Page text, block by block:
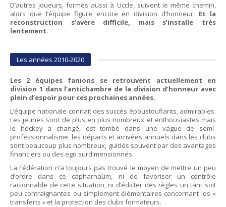
D’autres joueurs, formés aussi à Uccle, suivent le même chemin,
alors que l’équipe figure encore en division d’honneur. Et la
reconstruction s’avère difficile, mais s’installe très
lentement.
Les années 2010-2020
Les 2 équipes fanions se retrouvent actuellement en
division 1 dans l’antichambre de la division d’honneur avec
plein d’espoir pour ces prochaines années.
L’équipe nationale connait des succès époustouflants, admirables.
Les jeunes sont de plus en plus nombreux et enthousiastes mais
le hockey a changé, est tombé dans une vague de semi-
professionnalisme, les départs et arrivées annuels dans les clubs
sont beaucoup plus nombreux, guidés souvent par des avantages
financiers ou des ego surdimensionnés.
La Fédération n’a toujours pas trouvé le moyen de mettre un peu
d’ordre dans ce capharnaüm, ni de favoriser un contrôle
raisonnable de cette situation, ni d’édicter des règles un tant soit
peu contraignantes ou simplement élémentaires concernant les «
transferts » et la protection des clubs formateurs.